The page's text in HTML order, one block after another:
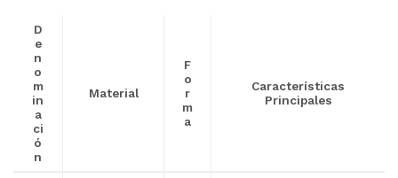
D
e
n
o
m
in
a
ci
ó
n
Material
F
o
r
m
a
Características
Principales